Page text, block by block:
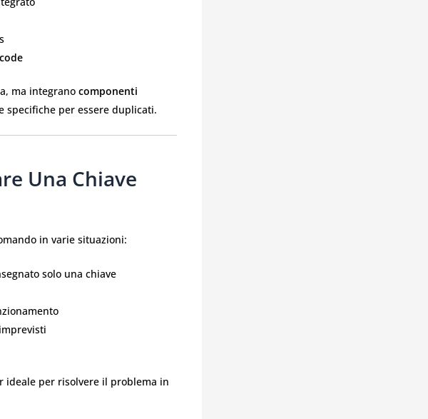
ma integrano componenti
specifiche per essere duplicati.
Una Chiave
in varie situazioni:
solo una chiave
ideale per risolvere il problema in